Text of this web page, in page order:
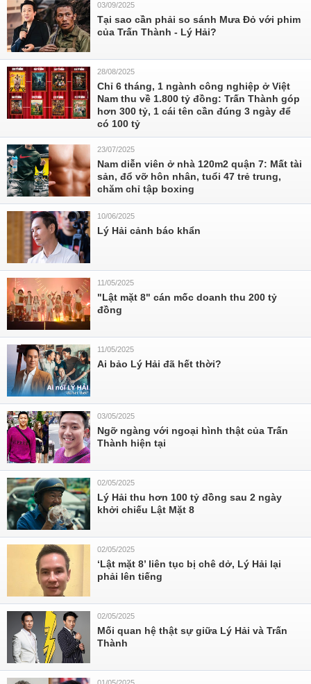
03/09/2025
Tại sao cần phải so sánh Mưa Đỏ với phim
của Trấn Thành - Lý Hải?
28/08/2025
Chỉ 6 tháng, 1 ngành công nghiệp ở Việt
Nam thu về 1.800 tỷ đồng: Trấn Thành góp
hơn 300 tỷ, 1 cái tên cần đúng 3 ngày để
có 100 tỷ
23/07/2025
Nam diễn viên ở nhà 120m2 quận 7: Mất tài
sản, đổ vỡ hôn nhân, tuổi 47 trẻ trung,
chăm chỉ tập boxing
10/06/2025
Lý Hải cảnh báo khẩn
11/05/2025
"Lật mặt 8" cán mốc doanh thu 200 tỷ
đồng
11/05/2025
Ai bảo Lý Hải đã hết thời?
03/05/2025
Ngỡ ngàng với ngoại hình thật của Trấn
Thành hiện tại
02/05/2025
Lý Hải thu hơn 100 tỷ đồng sau 2 ngày
khởi chiếu Lật Mặt 8
02/05/2025
‘Lật mặt 8’ liên tục bị chê dở, Lý Hải lại
phải lên tiếng
02/05/2025
Mối quan hệ thật sự giữa Lý Hải và Trấn
Thành